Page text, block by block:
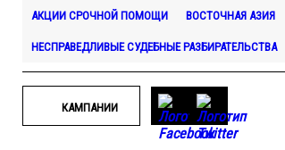
АКЦИИ СРОЧНОЙ ПОМОЩИ ВОСТОЧНАЯ АЗИЯ
НЕСПРАВЕДЛИВЫЕ СУДЕБНЫЕ РАЗБИРАТЕЛЬСТВА
КАМПАНИИ